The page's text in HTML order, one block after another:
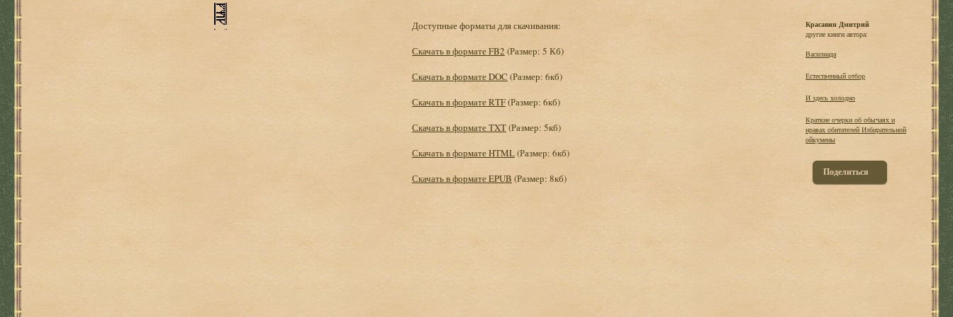
Доступные форматы для скачивания:
Скачать в формате FB2 (Размер: 5 Кб)
Скачать в формате DOC (Размер: 6кб)
Скачать в формате RTF(Размер: 6кб)
Скачать в формате TXT(Размер: 5кб)
Скачать в формате HTML(Размер: 6кб)
Скачать в формате EPUB (Размер: 8кб)
Красавин Дмитрий
другие книги автора:
Василиада
Естественный отбор
И здесь холодно
Краткие очерки об обычаях и
нравах обитателей Избирательной
ойкумены
Поделиться